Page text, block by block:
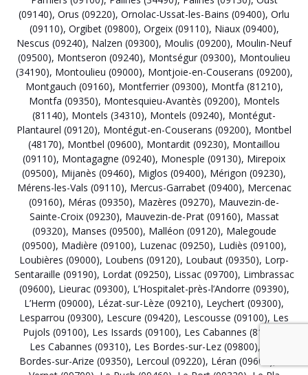
(09140), Orus (09220), Ornolac-Ussat-les-Bains (09400), Orlu
(09110), Orgibet (09800), Orgeix (09110), Niaux (09400),
Nescus (09240), Nalzen (09300), Moulis (09200), Moulin-Neuf
(09500), Montseron (09240), Montségur (09300), Montoulieu
(34190), Montoulieu (09000), Montjoie-en-Couserans (09200),
Montgauch (09160), Montferrier (09300), Montfa (81210),
Montfa (09350), Montesquieu-Avantès (09200), Montels
(81140), Montels (34310), Montels (09240), Montégut-
Plantaurel (09120), Montégut-en-Couserans (09200), Montbel
(48170), Montbel (09600), Montardit (09230), Montaillou
(09110), Montagagne (09240), Monesple (09130), Mirepoix
(09500), Mijanès (09460), Miglos (09400), Mérigon (09230),
Mérens-les-Vals (09110), Mercus-Garrabet (09400), Mercenac
(09160), Méras (09350), Mazères (09270), Mauvezin-de-
Sainte-Croix (09230), Mauvezin-de-Prat (09160), Massat
(09320), Manses (09500), Malléon (09120), Malegoude
(09500), Madière (09100), Luzenac (09250), Ludiès (09100),
Loubières (09000), Loubens (09120), Loubaut (09350), Lorp-
Sentaraille (09190), Lordat (09250), Lissac (09700), Limbrassac
(09600), Lieurac (09300), L’Hospitalet-près-l’Andorre (09390),
L’Herm (09000), Lézat-sur-Lèze (09210), Leychert (09300),
Lesparrou (09300), Lescure (09420), Lescousse (09100), Les
Pujols (09100), Les Issards (09100), Les Cabannes (81170)
Les Cabannes (09310), Les Bordes-sur-Lez (09800),
Bordes-sur-Arize (09350), Lercoul (09220), Léran (09600)